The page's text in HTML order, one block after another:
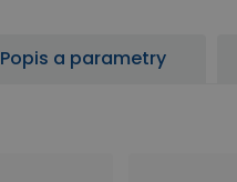
Popis a parametry